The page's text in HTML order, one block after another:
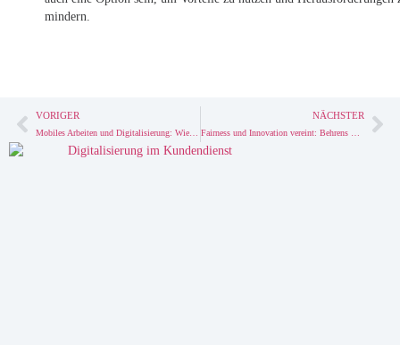
mindern.
VORIGER NÄCHSTER